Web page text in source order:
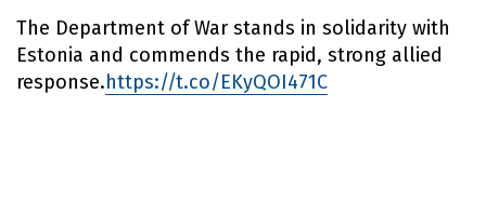
The Department of War stands in solidarity with
Estonia and commends the rapid, strong allied
response.https://t.co/EKyQOI471C